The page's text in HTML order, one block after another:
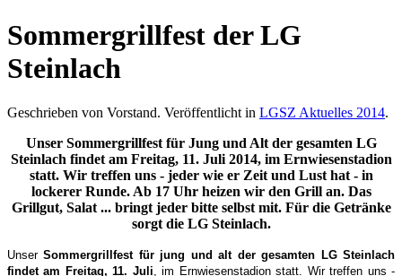
Sommergrillfest der LG
Steinlach
Geschrieben von Vorstand. Veröffentlicht in LGSZ Aktuelles 2014.
Unser Sommergrillfest für Jung und Alt der gesamten LG
Steinlach findet am Freitag, 11. Juli 2014, im Ernwiesenstadion
statt. Wir treffen uns - jeder wie er Zeit und Lust hat - in
lockerer Runde. Ab 17 Uhr heizen wir den Grill an. Das
Grillgut, Salat ... bringt jeder bitte selbst mit. Für die Getränke
sorgt die LG Steinlach.
UnserSommergrillfest für jung und alt der gesamten LG Steinlach
findet am Freitag, 11. Juli , im Ernwiesenstadion statt. Wir treffen uns -